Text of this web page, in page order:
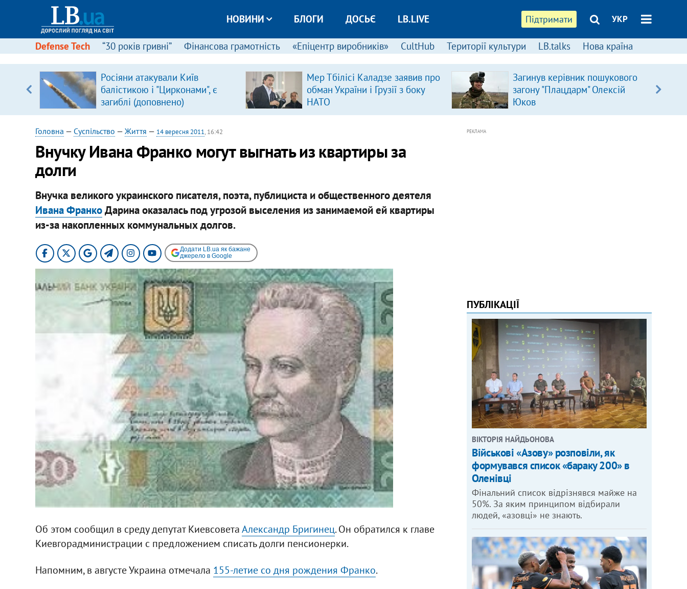
Підтримати УКР
НОВИНИ БЛОГИ ДОСЬЄ LB.LIVE
Defense Tech “30 років гривні” Фінансова грамотність «Епіцентр виробників» CultHub Території культури LB.talks Нова країна
Росіяни атакували Київ
балістикою і "Цирконами", є
загиблі (доповнено)
Мер Тбілісі Каладзе заявив про
обман України і Грузії з боку
НАТО
Загинув керівник пошукового
загону "Плацдарм" Олексій
Юков
Головна — Суспільство — Життя — 14 вересня 2011, 16:42
Внучку Ивана Франко могут выгнать из квартиры за
долги
Внучка великого украинского писателя, поэта, публициста и общественного деятеля
Ивана ФранкоДарина оказалась под угрозой выселения из занимаемой ей квартиры
из-за накопленных коммунальных долгов.
Додати LB.ua як бажане
джерело в Google
Об этом сообщил в среду депутат КиевсоветаАлександр Бригинец. Он обратился к главе
Киевгорадминистрации с предложением списать долги пенсионерки.
Напомним, в августе Украина отмечала 155-летие со дня рождения Франко.
РЕКЛАМА
ПУБЛІКАЦІЇ
ВІКТОРІЯ НАЙДЬОНОВА
Військові «Азову» розповіли, як
формувався список «бараку 200» в
Оленівці
Фінальний список відрізнявся майже на
50%. За яким принципом відбирали
людей, «азовці» не знають.